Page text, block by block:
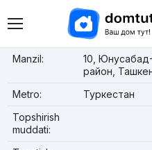
Manzil:
10,
район,
Metro:
Туркестан
Topshirish
muddati: